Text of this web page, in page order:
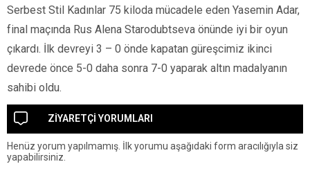
Serbest Stil Kadınlar 75 kiloda mücadele eden Yasemin Adar,
final maçında Rus Alena Starodubtseva önünde iyi bir oyun
çıkardı. İlk devreyi 3 – 0 önde kapatan güreşcimiz ikinci
devrede önce 5-0 daha sonra 7-0 yaparak altın madalyanın
sahibi oldu.
ZİYARETÇİ YORUMLARI
Henüz yorum yapılmamış. İlk yorumu aşağıdaki form aracılığıyla siz
yapabilirsiniz.